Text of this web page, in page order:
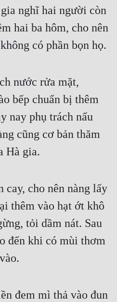
nghĩ hai người còn
hai ba hôm, cho nên
có phần bọn họ.
nước rửa mặt,
bếp chuẩn bị thêm
nay phụ trách nấu
cũng cơ bản thăm
Hà gia.
cay, cho nên nàng lấy
thêm vào hạt ớt khô
tỏi dầm nát. Sau
đến khi có mùi thơm
đem mì thả vào đun